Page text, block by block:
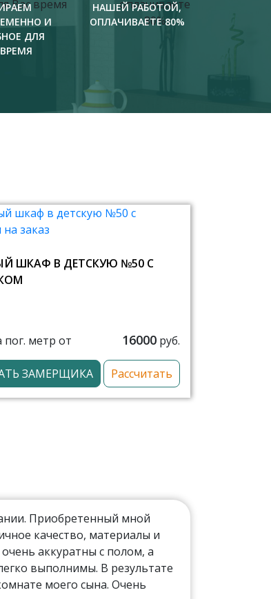
И
ДЛЯ
НАШЕЙ РАБОТОЙ,
ОПЛАЧИВАЕТЕ 80%
ШКАФ В ДЕТСКУЮ №50 С
пог. метр от 16000 руб.
ЗАМЕРЩИКА Рассчитать
Приобретенный мной
качество, материалы и
аккуратны с полом, а
выполнимы. В результате
моего сына. Очень